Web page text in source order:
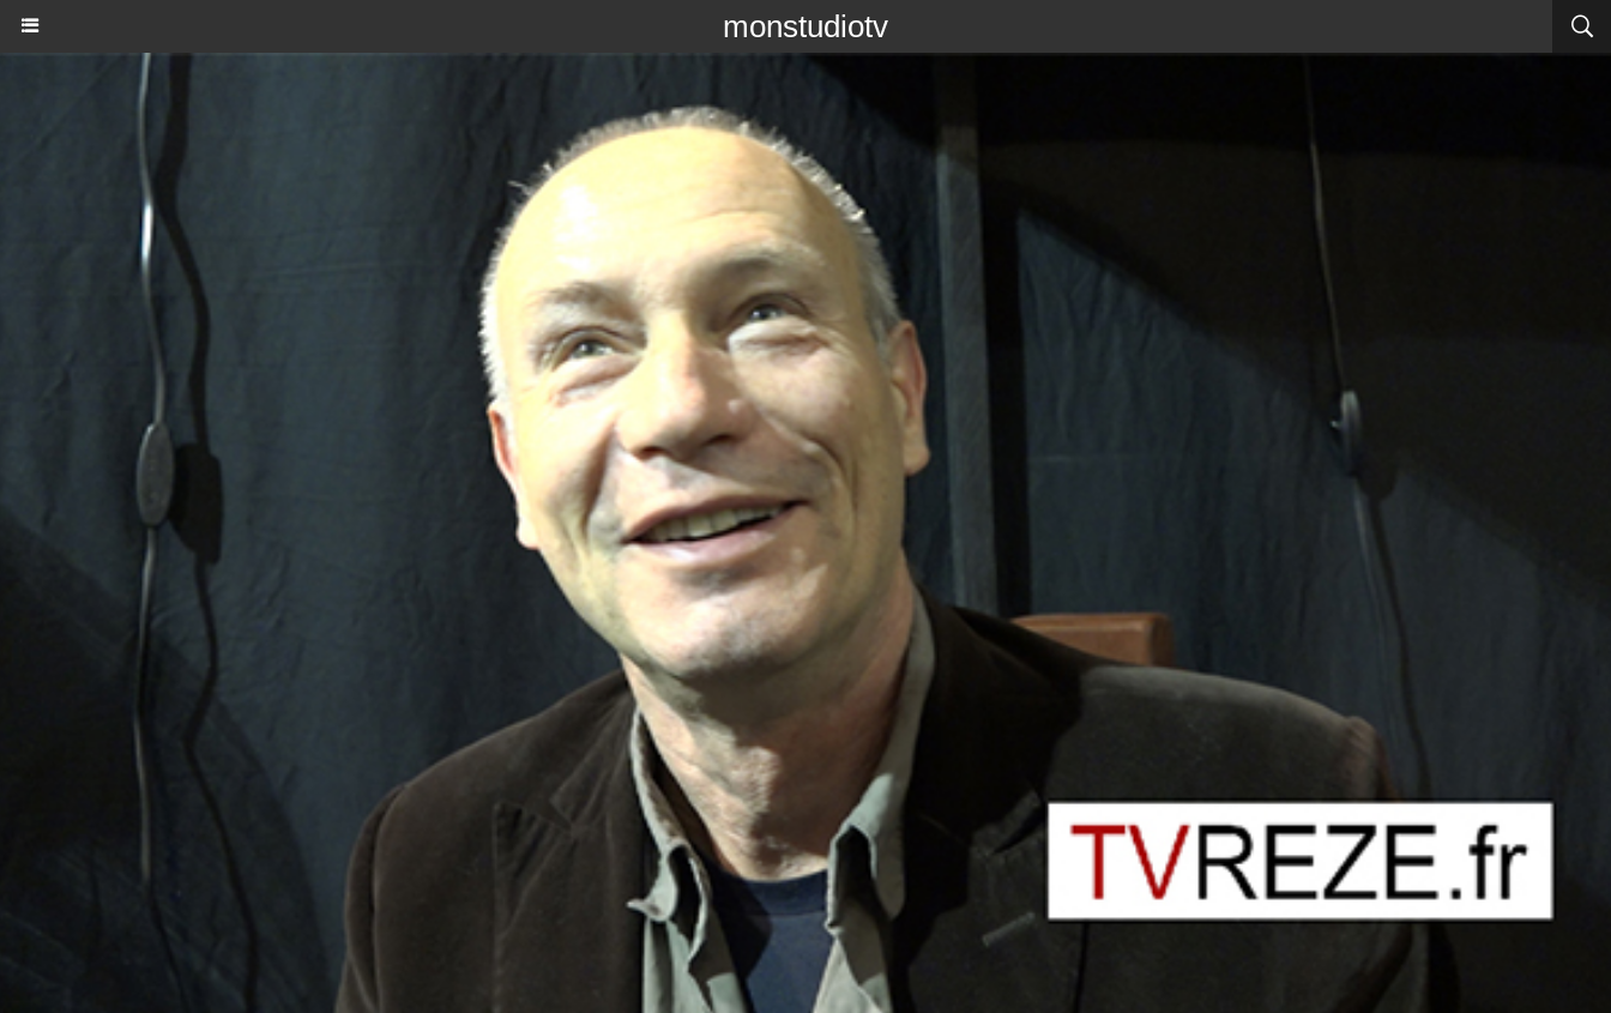
monstudiotv